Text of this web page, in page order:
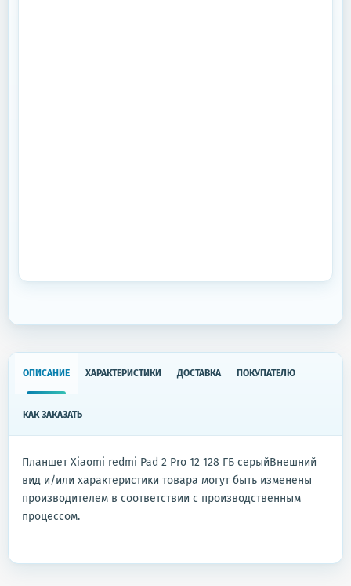
ОПИСАНИЕ ХАРАКТЕРИСТИКИ ДОСТАВКА ПОКУПАТЕЛЮ
КАК ЗАКАЗАТЬ
Планшет Xiaomi redmi Pad 2 Pro 12 128 ГБ серыйВнешний
вид и/или характеристики товара могут быть изменены
производителем в соответствии с производственным
процессом.